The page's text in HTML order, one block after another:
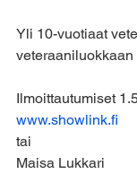
Yli 10-vuotiaat
Ilmoittautumiset
www.showlink.fi
tai
Maisa Lukkari